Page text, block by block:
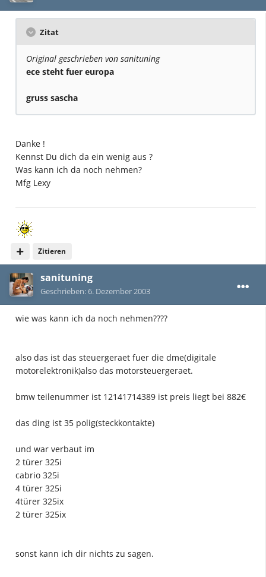
Zitat
Original geschrieben von sanituning
ece steht fuer europa
gruss sascha
Danke !
Kennst Du dich da ein wenig aus ?
Was kann ich da noch nehmen?
Mfg Lexy
Zitieren
sanituning
Geschrieben:6. Dezember 2003
wie was kann ich da noch nehmen????
also das ist das steuergeraet fuer die dme(digitale
motorelektronik)also das motorsteuergeraet.
bmw teilenummer ist 12141714389 ist preis liegt bei 882€
das ding ist 35 polig(steckkontakte)
und war verbaut im
2 türer 325i
cabrio 325i
4 türer 325i
4türer 325ix
2 türer 325ix
sonst kann ich dir nichts zu sagen.